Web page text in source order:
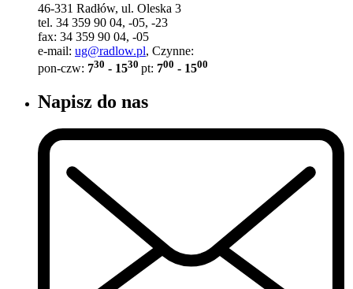
46-331 Radłów, ul. Oleska 3
tel. 34 359 90 04, -05, -23
fax: 34 359 90 04, -05
e-mail: ug@radlow.pl, Czynne:
pon-czw: 730 - 1530 pt: 700 - 1500
Napisz do nas